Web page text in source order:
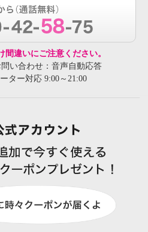
違いにご注意ください。
い合わせ：音声自動応答
ター対応 9:00～21:00